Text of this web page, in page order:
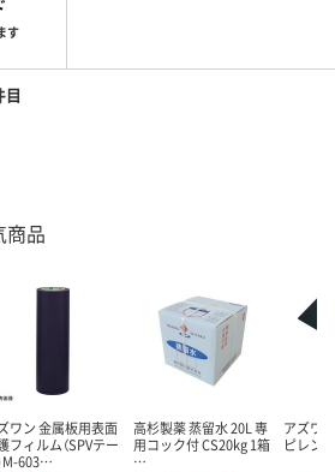
す
目
商品
ワン 金属板用表面
フィルム（SPVテー
M-603…
高杉製薬 蒸留水 20L 専
用コック付 CS20kg 1箱
…
アズワ
ピレン